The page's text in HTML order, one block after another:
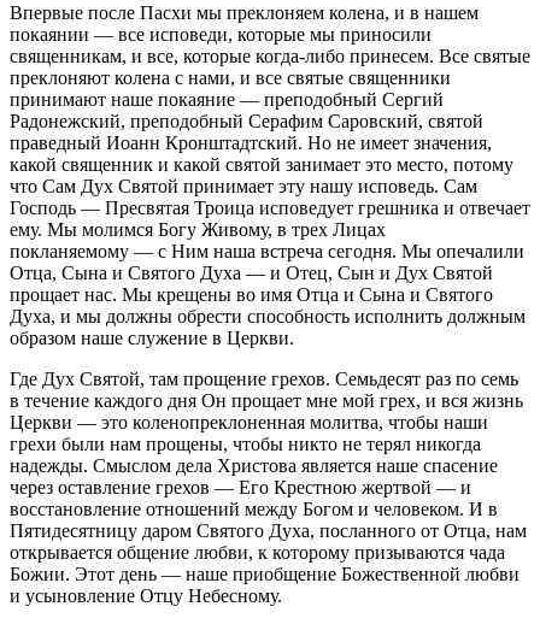
Впервые после Пасхи мы преклоняем колена, и в нашем
покаянии — все исповеди, которые мы приносили
священникам, и все, которые когда-либо принесем. Все святые
преклоняют колена с нами, и все святые священники
принимают наше покаяние — преподобный Сергий
Радонежский, преподобный Серафим Саровский, святой
праведный Иоанн Кронштадтский. Но не имеет значения,
какой священник и какой святой занимает это место, потому
что Сам Дух Святой принимает эту нашу исповедь. Сам
Господь — Пресвятая Троица исповедует грешника и отвечает
ему. Мы молимся Богу Живому, в трех Лицах
покланяемому — с Ним наша встреча сегодня. Мы опечалили
Отца, Сына и Святого Духа — и Отец, Сын и Дух Святой
прощает нас. Мы крещены во имя Отца и Сына и Святого
Духа, и мы должны обрести способность исполнить должным
образом наше служение в Церкви.
Где Дух Святой, там прощение грехов. Семьдесят раз по семь
в течение каждого дня Он прощает мне мой грех, и вся жизнь
Церкви — это коленопреклоненная молитва, чтобы наши
грехи были нам прощены, чтобы никто не терял никогда
надежды. Смыслом дела Христова является наше спасение
через оставление грехов — Его Крестною жертвой — и
восстановление отношений между Богом и человеком. И в
Пятидесятницу даром Святого Духа, посланного от Отца, нам
открывается общение любви, к которому призываются чада
Божии. Этот день — наше приобщение Божественной любви
и усыновление Отцу Небесному.